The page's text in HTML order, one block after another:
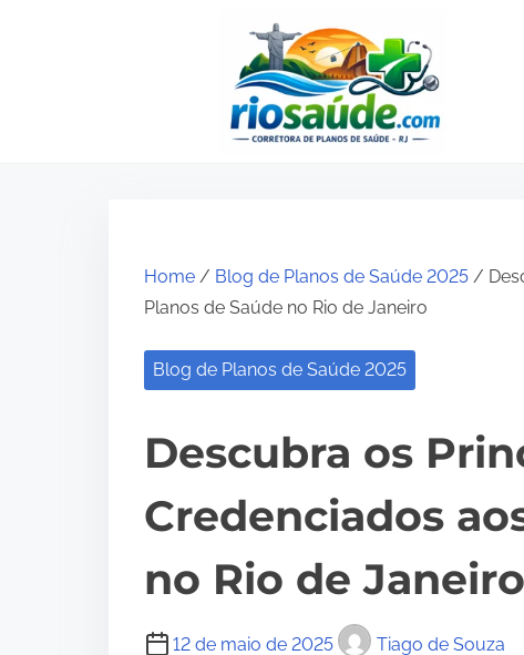
Home / Blog de Planos de Saúde 2025 /
Planos de Saúde no Rio de Janeiro
Blog de Planos de Saúde 2025
Descubra os
Credenciados
no Rio de Janeiro
12 de maio de 2025 Tiago de Souza